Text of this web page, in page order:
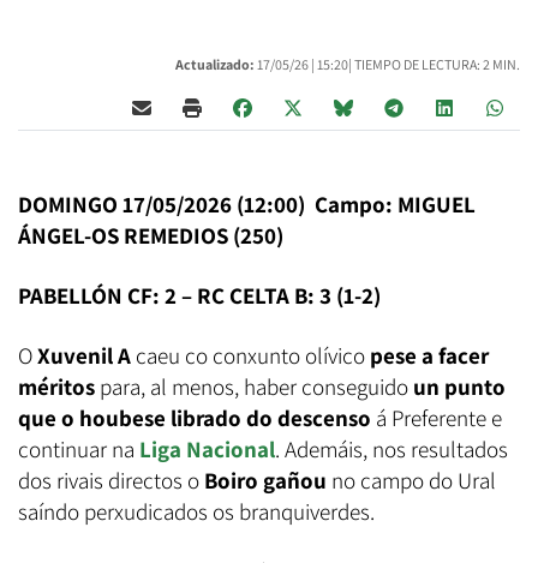
Actualizado: 17/05/26 | 15:20| TIEMPO DE LECTURA: 2 MIN.
DOMINGO 17/05/2026 (12:00) Campo: MIGUEL
ÁNGEL-OS REMEDIOS (250)
PABELLÓN CF: 2 – RC CELTA B: 3 (1-2)
OXuvenil A caeu co conxunto olívico pese a facer
méritos para, al menos, haber conseguido un punto
que o houbese librado do descenso á Preferente e
continuar na Liga Nacional. Ademáis, nos resultados
dos rivais directos o Boiro gañou no campo do Ural
saíndo perxudicados os branquiverdes.